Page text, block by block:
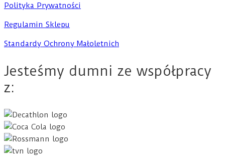
Polityka Prywatności
Regulamin Sklepu
Standardy Ochrony Małoletnich
Jesteśmy dumni ze współpracy
z: